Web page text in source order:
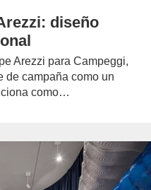
diseño
Arezzi para Campeggi,
de campaña como un
como…